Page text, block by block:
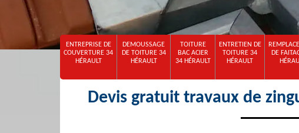
ENTREPRISE DE
COUVERTURE 34
HÉRAULT
DEMOUSSAGE
DE TOITURE 34
HÉRAULT
TOITURE
BAC ACIER
34 HÉRAULT
ENTRETIEN DE
TOITURE 34
HÉRAULT
DE
Devis gratuit travaux de